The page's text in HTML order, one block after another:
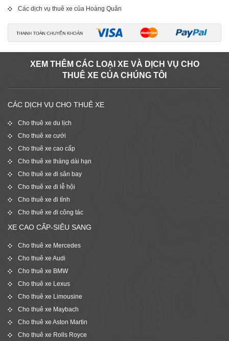
Các dịch vụ thuê xe của Hoàng Quân
XEM THÊM CÁC LOẠI XE VÀ DỊCH VỤ CHO
THUÊ XE CỦA CHÚNG TÔI
CÁC DỊCH VỤ CHO THUÊ XE
Cho thuê xe du lịch
Cho thuê xe cưới
Cho thuê xe cao cấp
Cho thuê xe tháng dài hạn
Cho thuê xe đi sân bay
Cho thuê xe đi lễ hội
Cho thuê xe đi tỉnh
Cho thuê xe đi công tác
XE CAO CẤP-SIÊU SANG
Cho thuê xe Mercedes
Cho thuê xe Audi
Cho thuê xe BMW
Cho thuê xe Lexus
Cho thuê xe Limousine
Cho thuê xe Maybach
Cho thuê xe Aston Martin
Cho thuê xe Rolls Royce